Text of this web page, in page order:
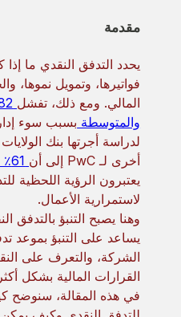
مقدمة
يحدد التدفق النقدي ما
فواتيرها، وتمويل نموها،
المالي. ومع ذلك، تفشل
والمتوسطة بسبب سوء
لدراسة أجرتها بنك
أخرى لـ PwC إلى أن
يعتبرون الرؤية اللحظية
لاستمرارية الأعمال.
وهنا يصبح التنبؤ بالتدفق
يساعد على التنبؤ بموعد
الشركة، والتعرف على
القرارات المالية بشكل
في هذه المقالة، سنوضح